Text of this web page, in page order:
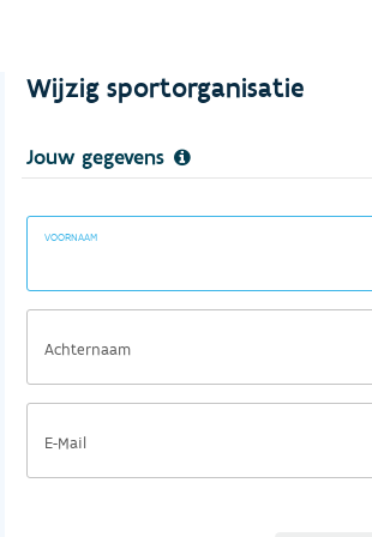
Wijzig sportorganisatie
Jouw gegevens
VOORNAAM
Achternaam
E-Mail